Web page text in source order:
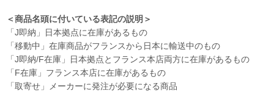
＜商品名頭に付いている表記の説明＞
「J即納」日本拠点に在庫があるもの
「移動中」在庫商品がフランスから日本に輸送中のもの
「J即納/F在庫」日本拠点とフランス本店両方に在庫があるもの
「F在庫」フランス本店に在庫があるもの
「取寄せ」メーカーに発注が必要になる商品